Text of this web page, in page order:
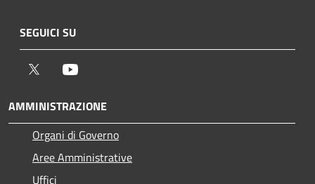
SEGUICI SU
Twitter
AMMINISTRAZIONE
Organi di Governo
Aree Amministrative
Uffici